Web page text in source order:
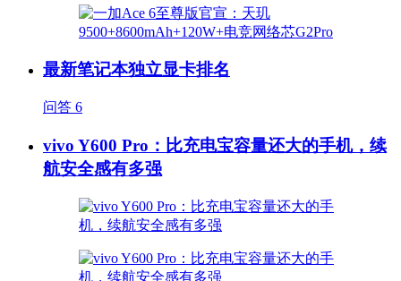
最新笔记本独立显卡排名
问答 6
vivo Y600 Pro：比充电宝容量还大的手机，续
航安全感有多强